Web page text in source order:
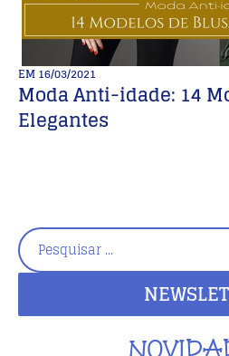
EM16/03/2021
Moda Anti-idade: 14
Elegantes